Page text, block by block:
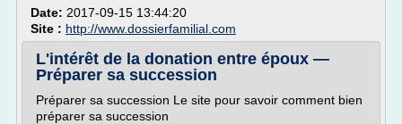
Date: 2017-09-15 13:44:20
Site : http://www.dossierfamilial.com
L'intérêt de la donation entre époux —
Préparer sa succession
Préparer sa succession Le site pour savoir comment bien
préparer sa succession